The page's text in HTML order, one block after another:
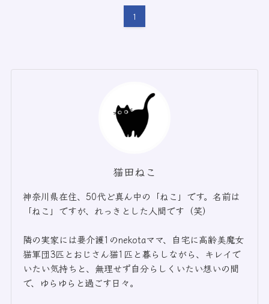
1
猫田ねこ
神奈川県在住、50代ど真ん中の「ねこ」です。名前は
「ねこ」ですが、れっきとした人間です（笑）
隣の実家には要介護1のnekotaママ、自宅に高齢美魔女
猫軍団3匹とおじさん猫1匹と暮らしながら、キレイで
いたい気持ちと、無理せず自分らしくいたい想いの間
で、ゆらゆらと過ごす日々。